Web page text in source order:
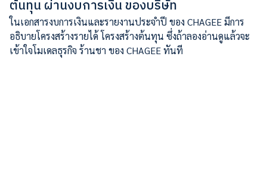
ต้นทุน ผ่านงบการเงิน ของบริษัท
ในเอกสารงบการเงินและรายงานประจำปี ของ CHAGEE มีการ
อธิบายโครงสร้างรายได้ โครงสร้างต้นทุน ซึ่งถ้าลองอ่านดูแล้วจะ
เข้าใจโมเดลธุรกิจ ร้านชา ของ CHAGEE ทันที